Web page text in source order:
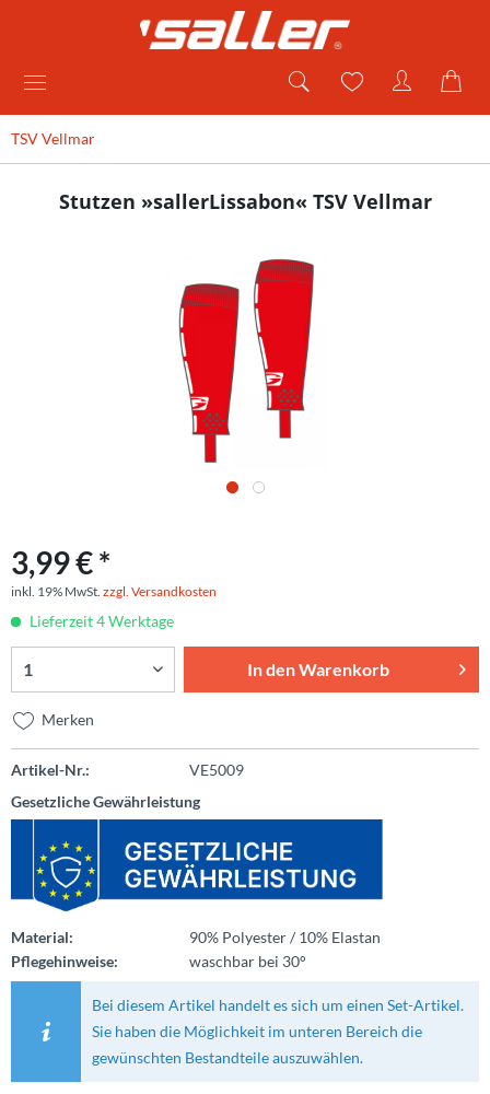
TSV Vellmar
Stutzen »sallerLissabon« TSV Vellmar
3,99 € *
inkl. 19% MwSt. zzgl. Versandkosten
Lieferzeit 4 Werktage
In denWarenkorb
Merken
Artikel-Nr.:
VE5009
Gesetzliche Gewährleistung
Material:
90% Polyester / 10% Elastan
Pflegehinweise:
waschbar bei 30°
Bei diesem Artikel handelt es sich um einen Set-Artikel.
Sie haben die Möglichkeit im unteren Bereich die
gewünschten Bestandteile auszuwählen.